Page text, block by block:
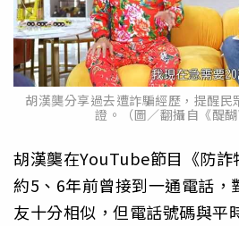
胡漢龑分享過去遭詐騙經歷，提醒民
證。（圖／翻攝自《醍醐
胡漢龑在YouTube節目《防詐
約5、6年前曾接到一通電話，
友十分相似，但電話號碼與平